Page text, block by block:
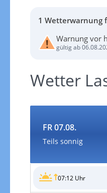
1 Wetterwarnung
Warnung vor
gültig ab
Wetter
FR 07.08.
Teils sonnig
07:12 Uhr